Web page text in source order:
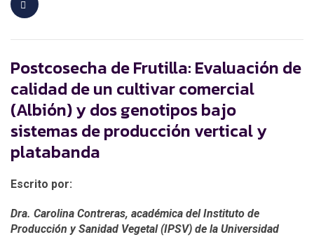
Postcosecha de Frutilla: Evaluación de
calidad de un cultivar comercial
(Albión) y dos genotipos bajo
sistemas de producción vertical y
platabanda
Escrito por:
Dra. Carolina Contreras, académica del Instituto de
Producción y Sanidad Vegetal (IPSV) de la Universidad